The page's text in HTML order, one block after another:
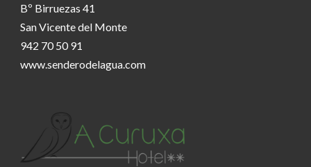
Bº Birruezas 41
San Vicente del Monte
942 70 50 91
www.senderodelagua.com